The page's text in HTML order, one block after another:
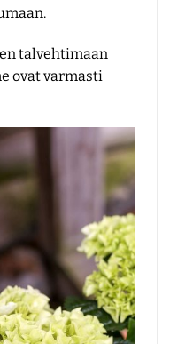
talvehtimaan
ovat varmasti